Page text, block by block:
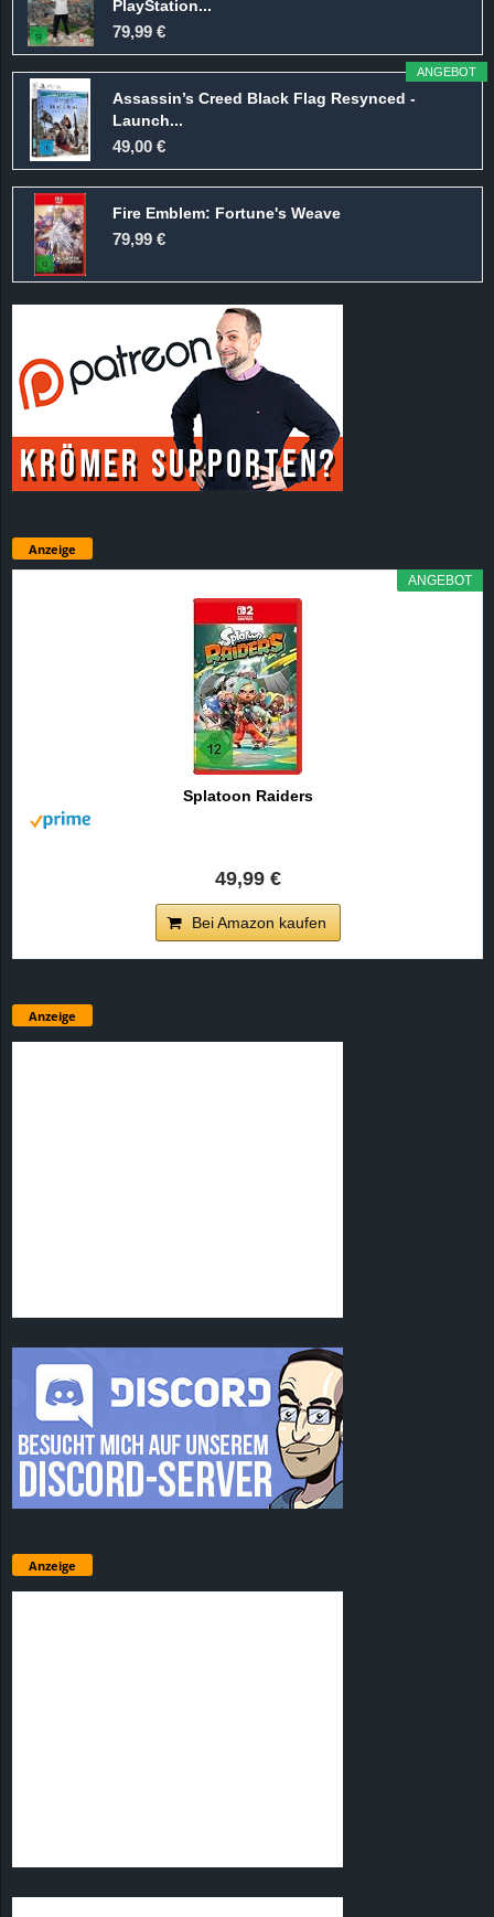
PlayStation...
79,99 €
ANGEBOT
Assassin’s Creed Black Flag Resynced -
Launch...
49,00 €
Fire Emblem: Fortune's Weave
79,99 €
Anzeige
ANGEBOT
Splatoon Raiders
49,99 €
Bei Amazon kaufen
Anzeige
Anzeige